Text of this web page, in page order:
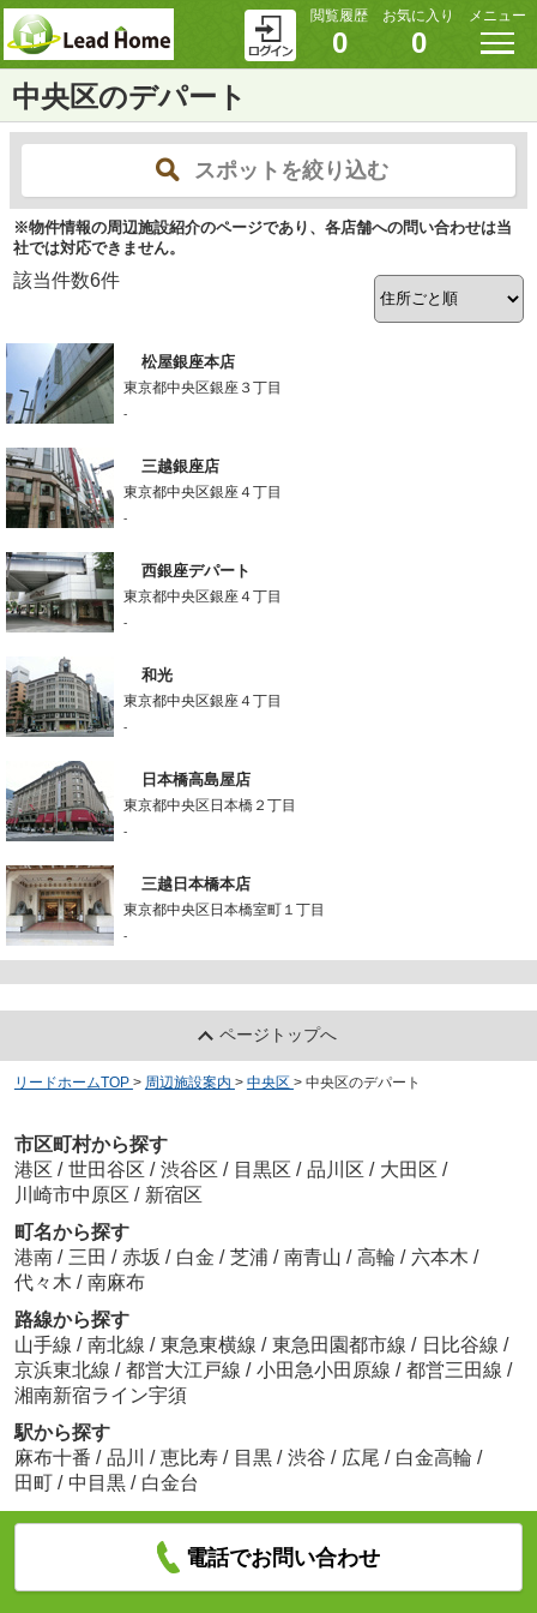
閲覧履歴
0
お気に入り
0
メニュー
中央区のデパート
スポットを絞り込む
※物件情報の周辺施設紹介のページであり、各店舗への問い合わせは当
社では対応できません。
該当件数6件
松屋銀座本店
東京都中央区銀座３丁目
-
三越銀座店
東京都中央区銀座４丁目
-
西銀座デパート
東京都中央区銀座４丁目
-
和光
東京都中央区銀座４丁目
-
日本橋高島屋店
東京都中央区日本橋２丁目
-
三越日本橋本店
東京都中央区日本橋室町１丁目
-
ページトップへ
リードホームTOP > 周辺施設案内 > 中央区 > 中央区のデパート
市区町村から探す
港区 / 世田谷区 / 渋谷区 / 目黒区 / 品川区 / 大田区 /
川崎市中原区 / 新宿区
町名から探す
港南 / 三田 / 赤坂 / 白金 / 芝浦 / 南青山 / 高輪 / 六本木 /
代々木 / 南麻布
路線から探す
山手線 / 南北線 / 東急東横線 / 東急田園都市線 / 日比谷線 /
京浜東北線 / 都営大江戸線 / 小田急小田原線 / 都営三田線 /
湘南新宿ライン宇須
駅から探す
麻布十番 / 品川 / 恵比寿 / 目黒 / 渋谷 / 広尾 / 白金高輪 /
田町 / 中目黒 / 白金台
電話でお問い合わせ